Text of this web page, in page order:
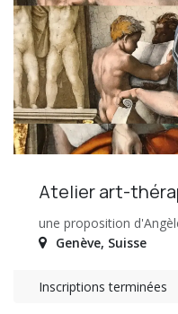
Atelier art-
une proposition
Genève, Suisse
Inscriptions terminées